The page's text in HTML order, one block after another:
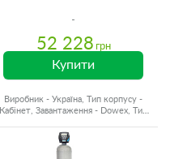
52 228 грн
Купити
Виробник - Україна, Тип корпусу -
Кабінет, Завантаження - Dowex, Тип